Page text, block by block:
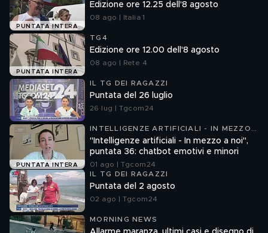
PUNTATA INTERA
Edizione ore 12.25 dell'8 agosto
08 ago | Italia 1
PUNTATA INTERA
TG4
Edizione ore 12.00 dell'8 agosto
08 ago | Rete 4
IL TG DEI RAGAZZI
Puntata del 26 luglio
26 lug | Tgcom24
PUNTATA INTERA
INTELLIGENZE ARTIFICIALI - IN MEZZO
A NOI
"Intelligenze artificiali - In mezzo a noi",
puntata 36: chatbot emotivi e minori
01 ago | Tgcom24
IL TG DEI RAGAZZI
Puntata del 2 agosto
02 ago | Tgcom24
MORNING NEWS